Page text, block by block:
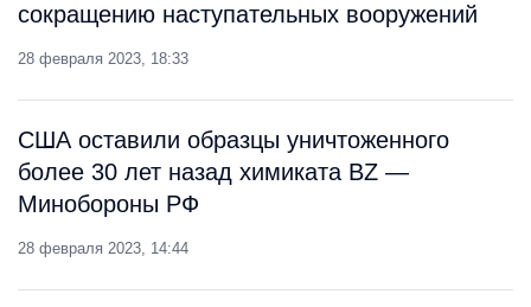
сокращению наступательных вооружений
28 февраля 2023, 18:33
США оставили образцы уничтоженного
более 30 лет назад химиката BZ —
Минобороны РФ
28 февраля 2023, 14:44